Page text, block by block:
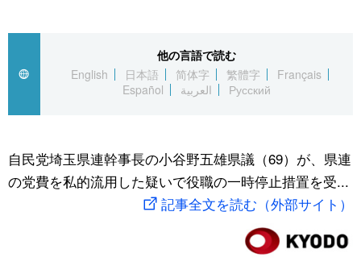
العربية
社会
旅と暮らし
社会
文化
科学・技術
暮らし
お知らせ
他の言語で読む
English
日本語 简体字 繁體字
Français
Español
العربية Русский
自民党埼玉県連幹事長の小谷野五雄県議（69）が、県連
の党費を私的流用した疑いで役職の一時停止措置を受...
記事全文を読む（外部サイト）